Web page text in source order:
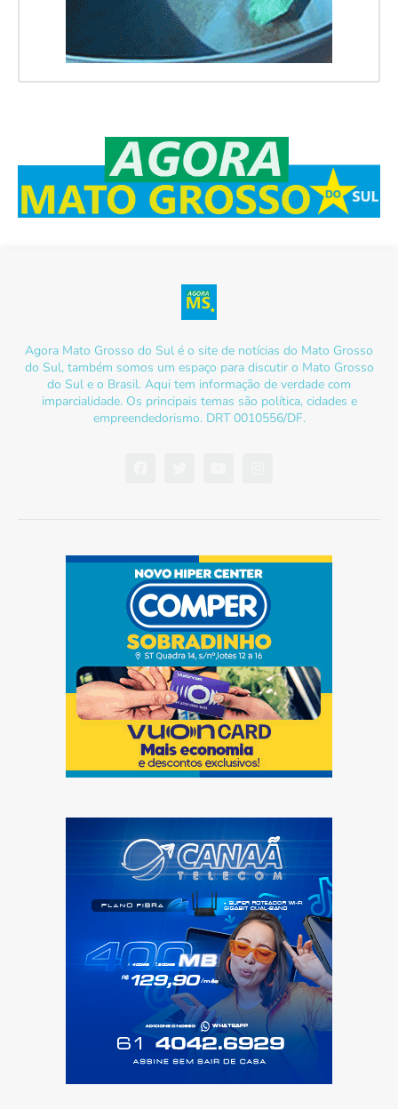
Agora Mato Grosso do Sul é o site de notícias do Mato Grosso
do Sul, também somos um espaço para discutir o Mato Grosso
do Sul e o Brasil. Aqui tem informação de verdade com
imparcialidade. Os principais temas são política, cidades e
empreendedorismo. DRT 0010556/DF.